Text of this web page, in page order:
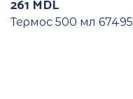
261 MDL
Термос 500 мл 67495